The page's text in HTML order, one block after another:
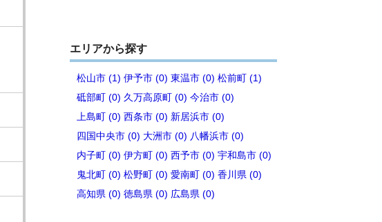
エリアから探す
松山市 (1) 伊予市 (0) 東温市 (0) 松前町 (1)
砥部町 (0) 久万高原町 (0) 今治市 (0)
上島町 (0) 西条市 (0) 新居浜市 (0)
四国中央市 (0) 大洲市 (0) 八幡浜市 (0)
内子町 (0) 伊方町 (0) 西予市 (0) 宇和島市 (0)
鬼北町 (0) 松野町 (0) 愛南町 (0) 香川県 (0)
高知県 (0) 徳島県 (0) 広島県 (0)